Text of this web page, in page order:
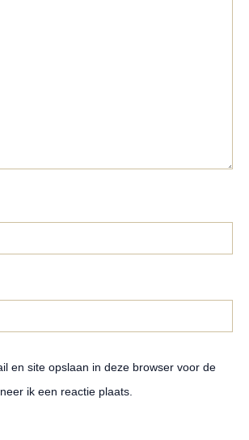
en site opslaan in deze browser voor de
ik een reactie plaats.